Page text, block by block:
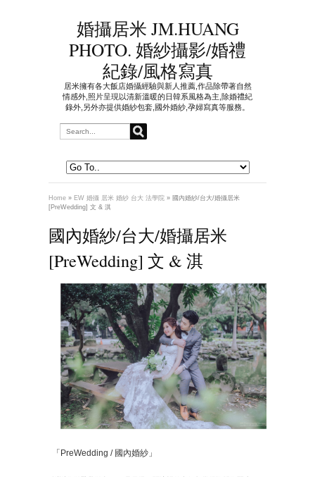
婚攝居米 JM.HUANG
PHOTO. 婚紗攝影/婚禮
紀錄/風格寫真
居米擁有各大飯店婚攝經驗與新人推薦,作品除帶著自然
情感外,照片呈現以清新溫暖的日韓系風格為主,除婚禮紀
錄外,另外亦提供婚紗包套,國外婚紗,孕婦寫真等服務。
Home » EW 婚攝 居米 婚紗 台大 法學院 » 國內婚紗/台大/婚攝居米
[PreWedding] 文 & 淇
國內婚紗/台大/婚攝居米
[PreWedding] 文 & 淇
「PreWedding / 國內婚紗」